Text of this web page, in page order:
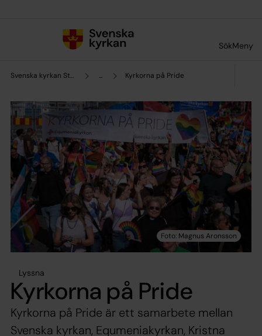
SökMeny
Svenska kyrkan Stockholms stift ... Kyrkorna på Pride
Lyssna
Kyrkorna på Pride
Kyrkorna på Pride är ett samarbete mellan
Svenska kyrkan, Equmeniakyrkan, Kristna